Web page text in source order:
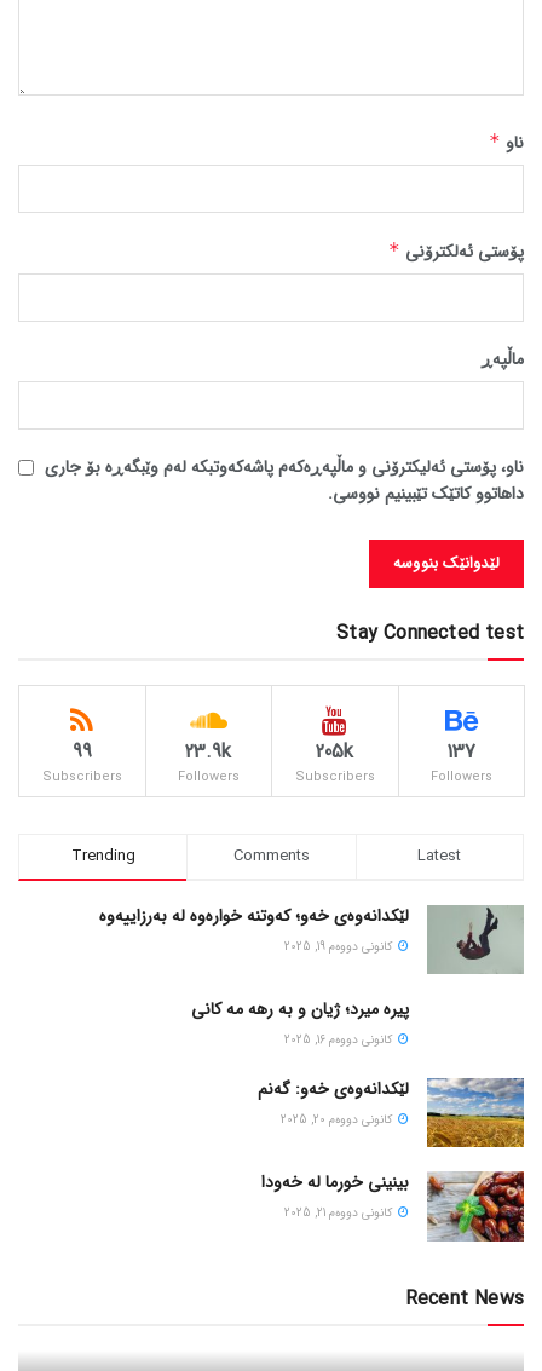
ناو *
پۆستی ئەلکترۆنی *
ماڵپه‌ڕ
ناو، پۆستی ئەلیکترۆنی و ماڵپەڕەکەم پاشەکەوتبکە لەم وێبگەڕە بۆ جاری
داهاتوو کاتێک تێبینیم نووسی.
Stay Connected test
137
Followers
205k
Subscribers
23.9k
Followers
99
Subscribers
Trending Comments Latest
لێکدانەوەی خەو؛ کەوتنە خوارەوە لە بەرزاییەوە
كانونی دووه‌م 19, 2025
پیره میرد؛ ژیان و به رهه مه کانی
كانونی دووه‌م 16, 2025
لێکدانەوەی خەو: گەنم
كانونی دووه‌م 20, 2025
بینینی خورما لە خەودا
كانونی دووه‌م 21, 2025
Recent News